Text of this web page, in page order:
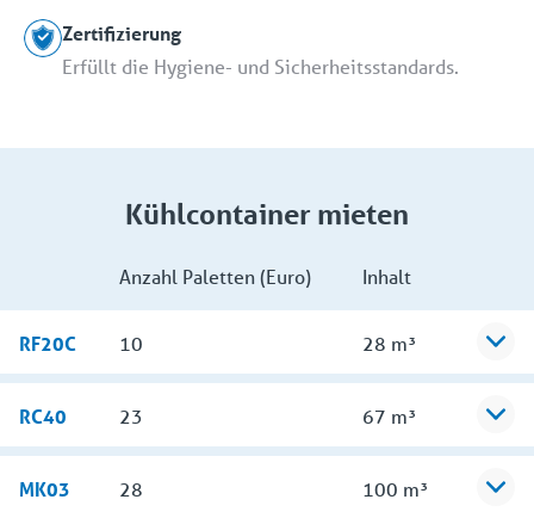
Zertifizierung
Erfüllt die Hygiene- und Sicherheitsstandards.
Kühlcontainer mieten
Anzahl Paletten (Euro) Inhalt
RF20C 10 28 m³
RC40 23 67 m³
MK03 28 100 m³